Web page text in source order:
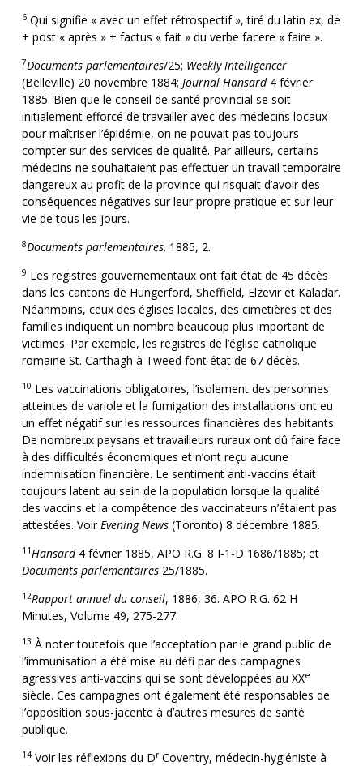
6Qui signifie « avec un effet rétrospectif », tiré du latin ex, de
+ post « après » + factus « fait » du verbe facere « faire ».
7Documents parlementaires/25; Weekly Intelligencer
(Belleville) 20 novembre 1884; Journal Hansard4 février
1885. Bien que le conseil de santé provincial se soit
initialement efforcé de travailler avec des médecins locaux
pour maîtriser l’épidémie, on ne pouvait pas toujours
compter sur des services de qualité. Par ailleurs, certains
médecins ne souhaitaient pas effectuer un travail temporaire
dangereux au profit de la province qui risquait d’avoir des
conséquences négatives sur leur propre pratique et sur leur
vie de tous les jours.
8Documents parlementaires. 1885, 2.
9 Les registres gouvernementaux ont fait état de 45 décès
dans les cantons de Hungerford, Sheffield, Elzevir et Kaladar.
Néanmoins, ceux des églises locales, des cimetières et des
familles indiquent un nombre beaucoup plus important de
victimes. Par exemple, les registres de l’église catholique
romaine St. Carthagh à Tweed font état de 67 décès.
10 Les vaccinations obligatoires, l’isolement des personnes
atteintes de variole et la fumigation des installations ont eu
un effet négatif sur les ressources financières des habitants.
De nombreux paysans et travailleurs ruraux ont dû faire face
à des difficultés économiques et n’ont reçu aucune
indemnisation financière. Le sentiment anti-vaccins était
toujours latent au sein de la population lorsque la qualité
des vaccins et la compétence des vaccinateurs n’étaient pas
attestées. VoirEvening News(Toronto) 8 décembre 1885.
11Hansard 4 février 1885, APO R.G. 8 I-1-D 1686/1885; et
Documents parlementaires 25/1885.
12Rapport annuel du conseil, 1886, 36. APO R.G. 62 H
Minutes, Volume 49, 275-277.
13 À noter toutefois que l’acceptation par le grand public de
l’immunisation a été mise au défi par des campagnes
agressives anti-vaccins qui se sont développées au XXe
siècle. Ces campagnes ont également été responsables de
l’opposition sous-jacente à d’autres mesures de santé
publique.
14Voir les réflexions du DrCoventry, médecin-hygiéniste à